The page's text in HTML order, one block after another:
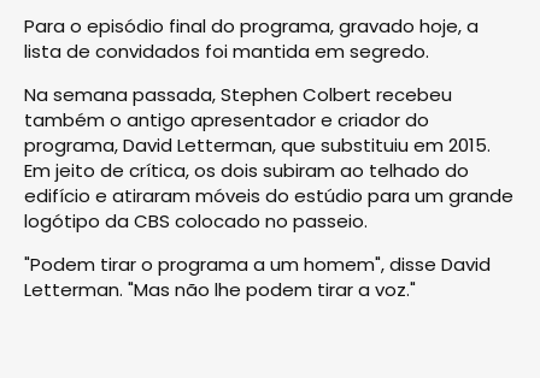
Para o episódio final do programa, gravado hoje, a
lista de convidados foi mantida em segredo.
Na semana passada, Stephen Colbert recebeu
também o antigo apresentador e criador do
programa, David Letterman, que substituiu em 2015.
Em jeito de crítica, os dois subiram ao telhado do
edifício e atiraram móveis do estúdio para um grande
logótipo da CBS colocado no passeio.
"Podem tirar o programa a um homem", disse David
Letterman. "Mas não lhe podem tirar a voz."